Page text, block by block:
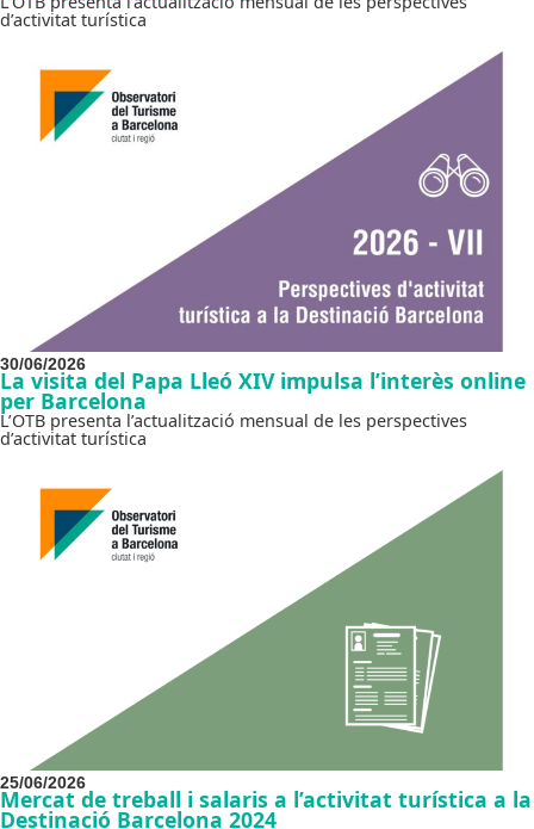
d’activitat turística
30/06/2026
La visita del Papa Lleó XIV impulsa l’interès online
per Barcelona
L’OTB presenta l’actualització mensual de les perspectives
d’activitat turística
25/06/2026
Mercat de treball i salaris a l’activitat turística a la
Destinació Barcelona 2024